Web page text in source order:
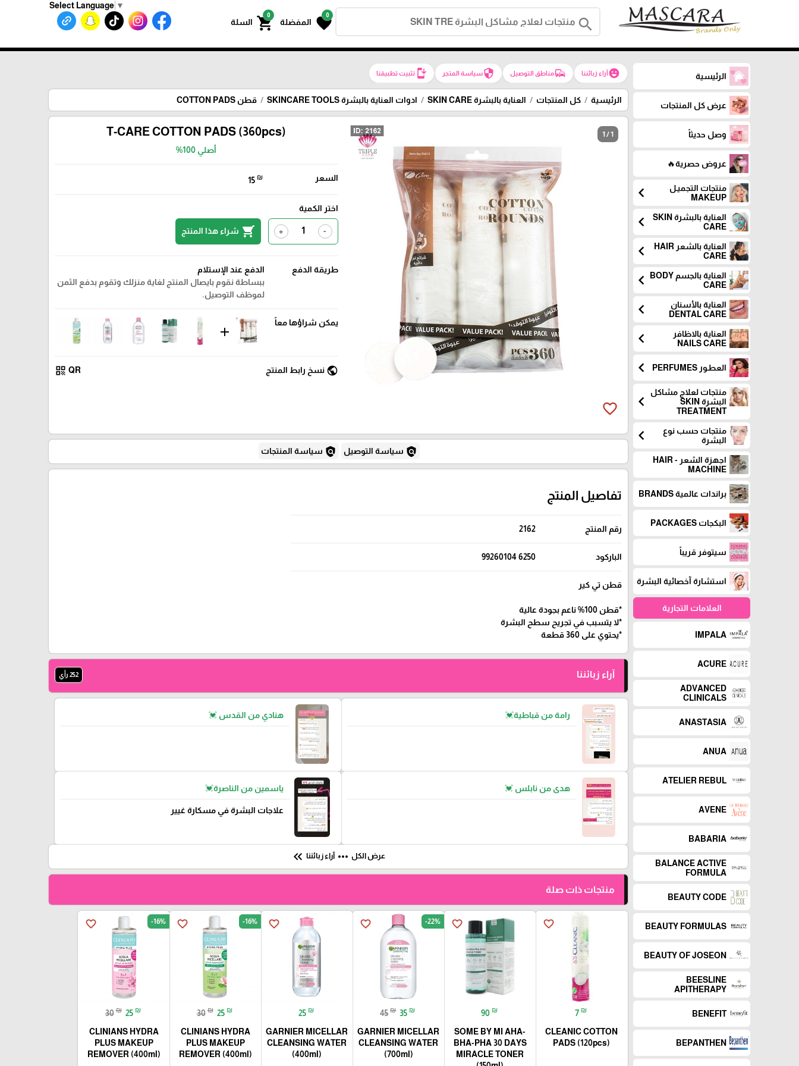
Select Language ▼
search
0
favorite المفضلة
0
shopping_cart السلة
الرئيسية
عرض كل المنتجات
وصل حديثاً
عروض حصرية🔥
منتجات التجميـل
MAKEUP
chevron_left
العناية بالبشرة SKIN
CARE
chevron_left
العناية بالشعر HAIR
CARE
chevron_left
العناية بالجسم BODY
CARE
chevron_left
العناية بالأسنان
DENTAL CARE
chevron_left
العناية بالاظافر
NAILS CARE
chevron_left
العطـور PERFUMES chevron_left
منتجات لعلاج مشاكل
البشرة SKIN
TREATMENT
chevron_left
منتجات حسب نوع
البشرة
chevron_left
اجهزة الشعر - HAIR
MACHINE
براندات عالمية BRANDS
البكجات PACKAGES
سيتوفر قريباً
استشارة آخصائية البشرة
العلامات التجارية
IMPALA
ACURE
ADVANCED
CLINICALS
ANASTASIA
ANUA
ATELIER REBUL
AVENE
BABARIA
BALANCE ACTIVE
FORMULA
BEAUTY CODE
BEAUTY FORMULAS
BEAUTY OF JOSEON
BEESLINE
APITHERAPY
BENEFIT
BEPANTHEN
emoji_emotionsآراء زبائننا commuteمناطق التوصيل securityسياسة المتجر install_mobileتثبيت تطبيقنا
الرئيسية كل المنتجات العناية بالبشرة SKIN CARE ادوات العناية بالبشرة SKINCARE TOOLS قطن COTTON PADS
1 / 1
favorite_border
T-CARE COTTON PADS (360pcs)
أصلي 100%
السعر 15 ₪
اختر الكمية
-
+
shopping_cart شراء هذا المنتج
طريقة الدفع
الدفع عند الإستلام
ببساطة نقوم بايصال المنتج لغاية منزلك وتقوم بدفع الثمن
لموظف التوصيل.
يمكن شراؤها معاً
add
public نسخ رابط المنتج QR
qr_code
policy سياسة التوصيل policy سياسة المنتجات
تفاصيل المنتج
رقم المنتج 2162
الباركود 6250 99260104
قطن تي كير
*قطن 100% ناعم بجودة عالية
*لا يتسبب في تجريح سطح البشرة
*يحتوي على 360 قطعة
آراء زبائننا 252 رأي
رامة من قباطية💓 هنادي من القدس 💓
هدى من نابلس 💓 ياسمين من الناصرة💓
علاجات البشرة في مسكارة غيير
عرض الكل more_horiz آراء زبائننا keyboard_double_arrow_left
منتجات ذات صلة
favorite_border
7 ₪
CLEANIC COTTON
PADS (120pcs)
favorite_border
90 ₪
SOME BY MI AHA-
BHA-PHA 30 DAYS
MIRACLE TONER
favorite_border -22%
45 ₪ 35 ₪
GARNIER MICELLAR
CLEANSING WATER
(700ml)
favorite_border
25 ₪
GARNIER MICELLAR
CLEANSING WATER
(400ml)
favorite_border -16%
30 ₪ 25 ₪
CLINIANS HYDRA
PLUS MAKEUP
REMOVER (400ml)
favorite_border -16%
30 ₪ 25 ₪
CLINIANS HYDRA
PLUS MAKEUP
REMOVER (400ml)